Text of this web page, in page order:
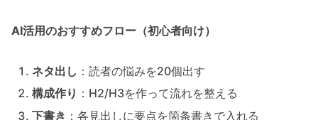
AI活用のおすすめフロー（初心者向け）
ネタ出し ：読者の悩みを20個出す
構成作り ：H2/H3を作って流れを整える
下書き ：各見出しに要点を箇条書きで入れる